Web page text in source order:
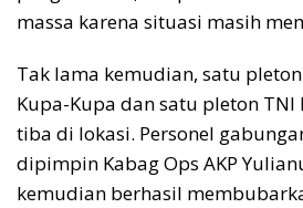
massa karena situasi masih
Tak lama kemudian, satu
Kupa-Kupa dan satu pleton TNI
tiba di lokasi. Personel
dipimpin Kabag Ops AKP
kemudian berhasil